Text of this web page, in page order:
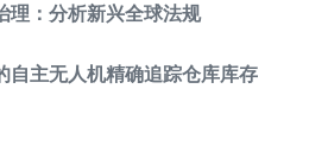
理：分析新兴全球法规
自主无人机精确追踪仓库库存